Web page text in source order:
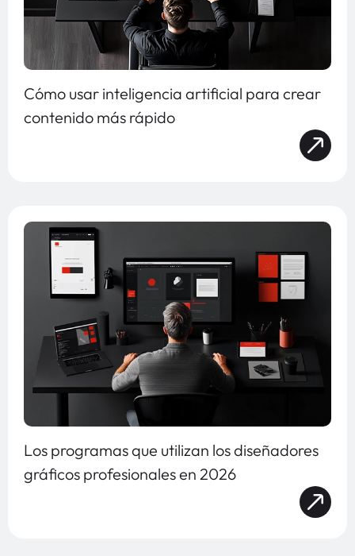
Cómo usar inteligencia artificial para crear
contenido más rápido
Los programas que utilizan los diseñadores
gráficos profesionales en 2026